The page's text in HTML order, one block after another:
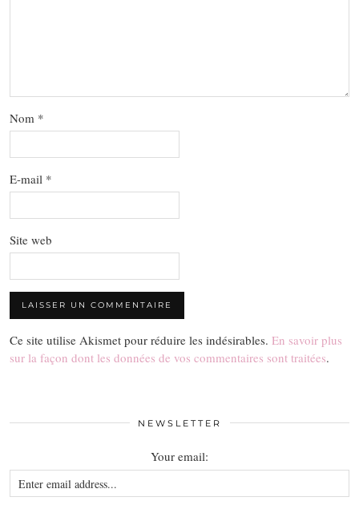
Nom *
E-mail *
Site web
Ce site utilise Akismet pour réduire les indésirables. En savoir plus
sur la façon dont les données de vos commentaires sont traitées.
NEWSLETTER
Your email: